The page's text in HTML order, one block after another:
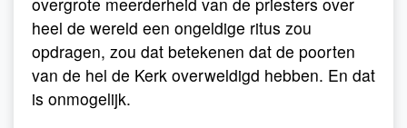
heel de wereld een ongeldige ritus zou
opdragen, zou dat betekenen dat de poorten
van de hel de Kerk overweldigd hebben. En dat
is onmogelijk.